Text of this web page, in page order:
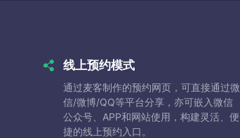
线上预约模式
通过麦客制作的预约网页，可直接通过微
信/微博/QQ等平台分享，亦可嵌入微信
公众号、APP和网站使用，构建灵活、便
捷的线上预约入口。